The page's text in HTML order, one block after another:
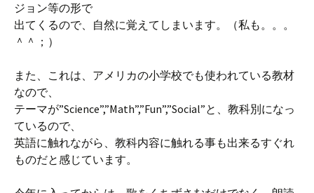
ジョン等の形で
出てくるので、自然に覚えてしまいます。（私も。。。
＾＾；）
また、これは、アメリカの小学校でも使われている教材
なので、
テーマが”Science”,”Math”,”Fun”,”Social”と、教科別になっ
ているので、
英語に触れながら、教科内容に触れる事も出来るすぐれ
ものだと感じています。